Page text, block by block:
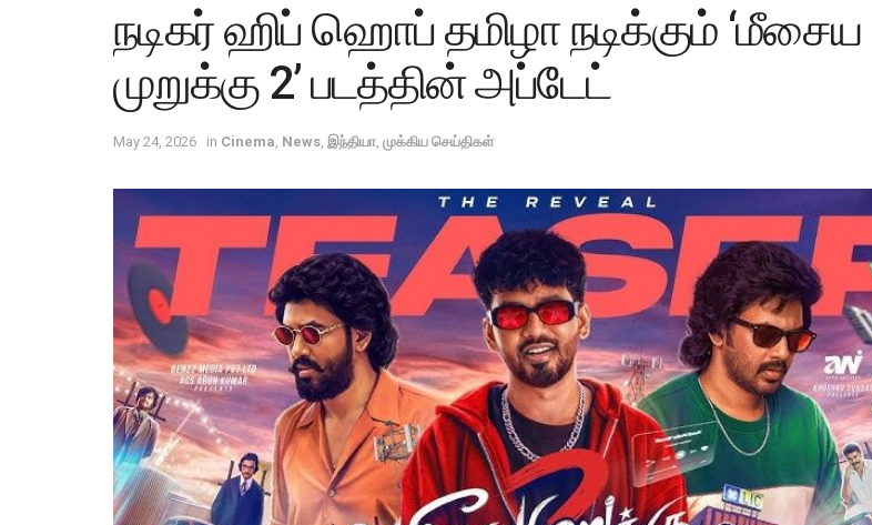
நடிகர் ஹிப் ஹொப் தமிழா நடிக்கும் ‘மீசைய
முறுக்கு 2’ படத்தின் அப்டேட்
May 24, 2026 in Cinema News இந்தியா முக்கிய செய்திகள்